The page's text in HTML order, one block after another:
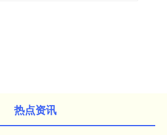
热点资讯